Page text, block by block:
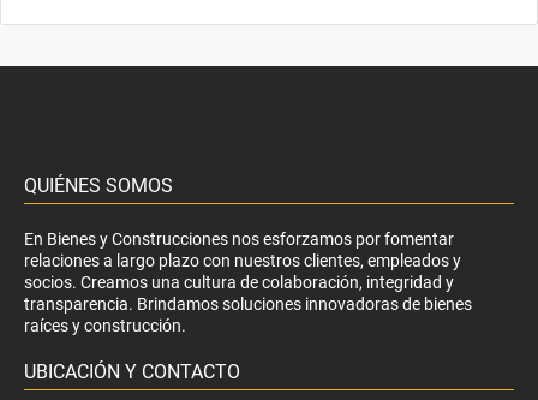
QUIÉNES SOMOS
En Bienes y Construcciones nos esforzamos por fomentar
relaciones a largo plazo con nuestros clientes, empleados y
socios. Creamos una cultura de colaboración, integridad y
transparencia. Brindamos soluciones innovadoras de bienes
raíces y construcción.
UBICACIÓN Y CONTACTO